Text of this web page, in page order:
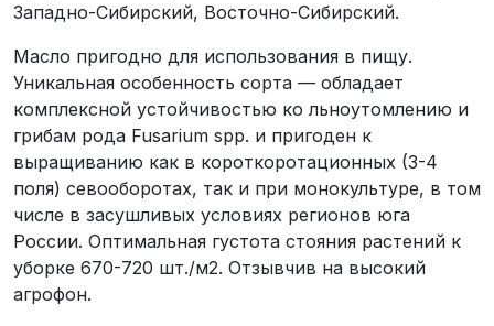
Западно-Сибирский, Восточно-Сибирский.
Масло пригодно для использования в пищу.
Уникальная особенность сорта — обладает
комплексной устойчивостью ко льноутомлению и
грибам рода Fusarium spp. и пригоден к
выращиванию как в короткоротационных (3-4
поля) севооборотах, так и при монокультуре, в том
числе в засушливых условиях регионов юга
России. Оптимальная густота стояния растений к
уборке 670-720 шт./м2. Отзывчив на высокий
агрофон.